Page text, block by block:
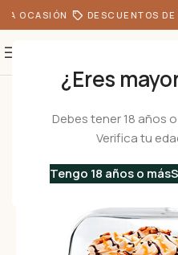
¿Eres
Debes tener 18 años
Verifica tu
Tengo 18 años o más
OCASIÓN DESCUENTOS DE
Porta Tortas•